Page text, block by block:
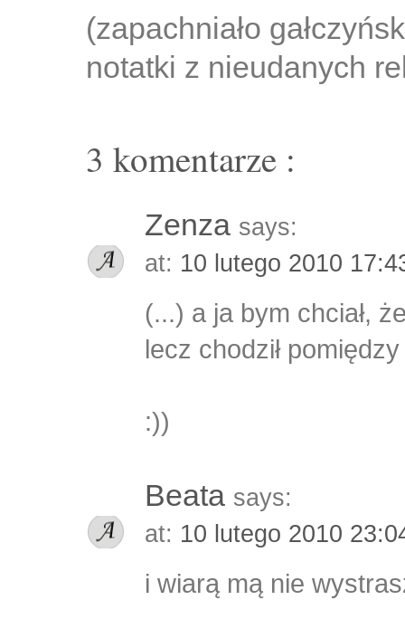
(zapachniało
notatki z nieudanych
3 komentarze :
Zenza says:
at: 10 lutego 2010
(...) a ja bym chciał,
lecz chodził
:))
Beata says:
at: 10 lutego 2010
i wiarą mą nie